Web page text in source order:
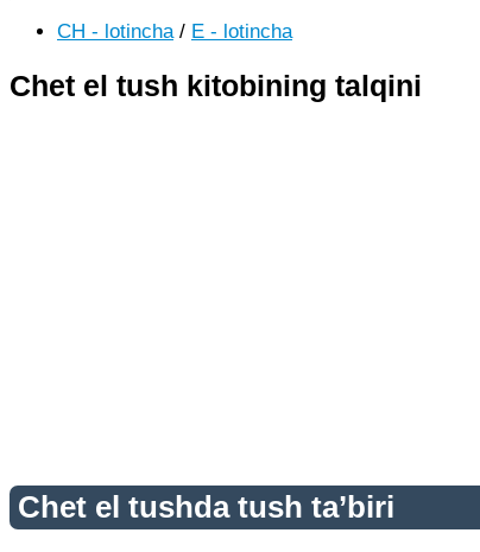
CH - lotincha / E - lotincha
Chet el tush kitobining talqini
Chet el tushda tush ta’biri